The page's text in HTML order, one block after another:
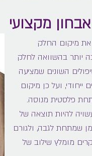
מקצועי
את מיקום החלק
יותר בהשוואה לחלק
השונים שמציעה
ועל כן מיקום
פלסטית מנוסה.
להיות תוצאה של
שמתחת לגבה, ולגורם
מומלץ שילוב של